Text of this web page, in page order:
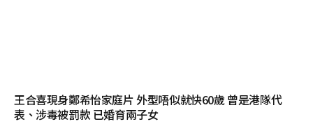
王合喜現身鄭希怡家庭片 外型唔似就快60歲 曾是港隊代
表、涉毒被罰款 已婚育兩子女